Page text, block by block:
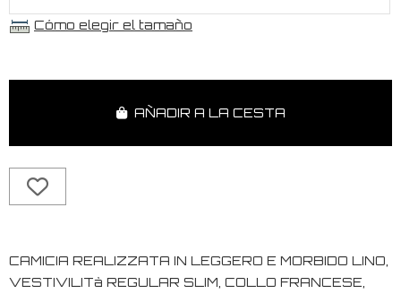
Cómo elegir el tamaño
AÑADIR A LA CESTA
CAMICIA REALIZZATA IN LEGGERO E MORBIDO LINO,
VESTIVILITà REGULAR SLIM, COLLO FRANCESE,